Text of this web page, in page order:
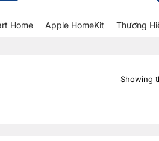
Home Apple HomeKit Thương
Showing